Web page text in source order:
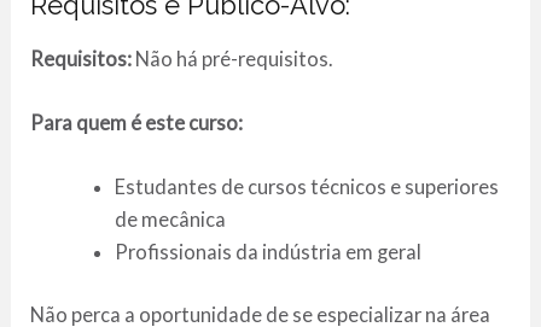
Requisitos: Não há pré-requisitos.
Para quem é este curso:
Estudantes de cursos técnicos e superiores
de mecânica
Profissionais da indústria em geral
Não perca a oportunidade de se especializar na área